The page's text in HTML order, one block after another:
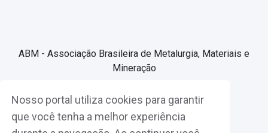
Nosso portal utiliza cookies para garantir
que você tenha a melhor experiência
ABM - Associação Brasileira de Metalurgia, Materiais e
Mineração
Associe-se